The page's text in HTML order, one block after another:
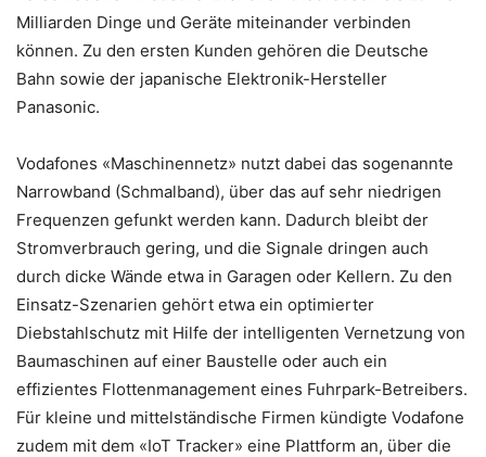
Milliarden Dinge und Geräte miteinander verbinden
können. Zu den ersten Kunden gehören die Deutsche
Bahn sowie der japanische Elektronik-Hersteller
Panasonic.
Vodafones «Maschinennetz» nutzt dabei das sogenannte
Narrowband (Schmalband), über das auf sehr niedrigen
Frequenzen gefunkt werden kann. Dadurch bleibt der
Stromverbrauch gering, und die Signale dringen auch
durch dicke Wände etwa in Garagen oder Kellern. Zu den
Einsatz-Szenarien gehört etwa ein optimierter
Diebstahlschutz mit Hilfe der intelligenten Vernetzung von
Baumaschinen auf einer Baustelle oder auch ein
effizientes Flottenmanagement eines Fuhrpark-Betreibers.
Für kleine und mittelständische Firmen kündigte Vodafone
zudem mit dem «IoT Tracker» eine Plattform an, über die